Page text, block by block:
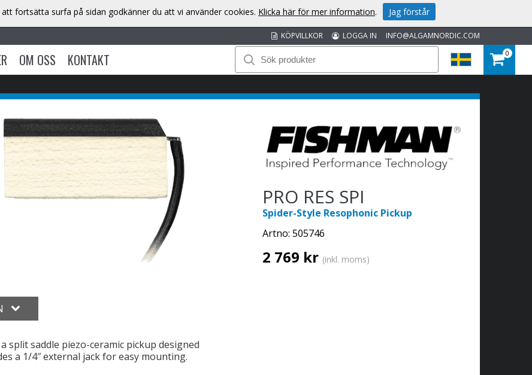
INFO@ALGAMNORDIC.COM
LOGGA IN
KÖPVILLKOR
OM OSS KONTAKT 0
PRO RES SPI
Spider-Style Resophonic Pickup
Artno: 505746
2 769 kr (inkl. moms)
split saddle piezo-ceramic pickup designed
a 1/4″ external jack for easy mounting.
fortsätta surfa på sidan godkänner du att vi använder cookies. Klicka här för mer information. Jag förstår